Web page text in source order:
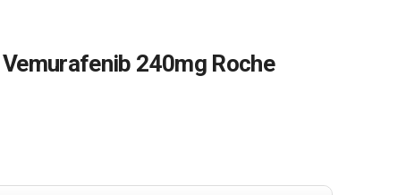
240mg Roche